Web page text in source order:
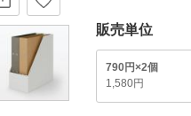
販売単位
790円×2個
1,580円